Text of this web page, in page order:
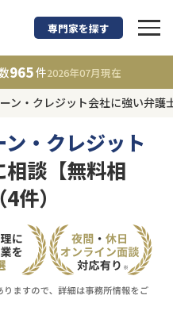
債務整理に強い弁
栃木県
事務所 965
更新日 :
2026年07月31日
相談内容で探す
借金返済相談・交渉
費用相場
専門家を探す
965件2026年07月現在
ン・クレジット会社に強い弁護
・クレジット
談【無料相
件）